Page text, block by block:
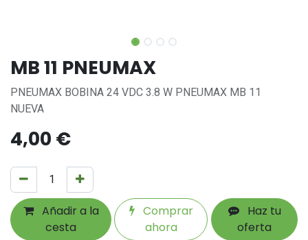
MB 11 PNEUMAX
PNEUMAX BOBINA 24 VDC 3.8 W PNEUMAX MB 11
NUEVA
4,00 €
Añadir a la
cesta
Comprar
ahora
Haz tu
oferta